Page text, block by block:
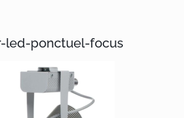
led-ponctuel-focus